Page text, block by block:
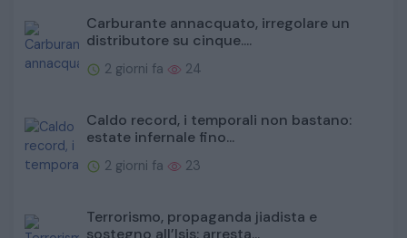
Carburante annacquato, irregolare un
distributore su cinque....
2 giorni fa 24
Caldo record, i temporali non bastano:
estate infernale fino...
2 giorni fa 23
Terrorismo, propaganda jiadista e
sostegno all’Isis: arresta...